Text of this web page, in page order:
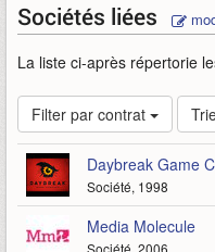
Sociétés liées
La liste ci-après répertorie
Filter par contrat
Daybreak Game
Société, 1998
Media Molecule
Société, 2006